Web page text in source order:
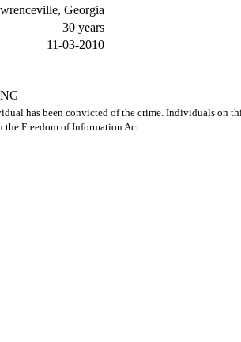
Georgia
30 years
11-03-2010
has been convicted of the crime. Individuals
Freedom of Information Act.